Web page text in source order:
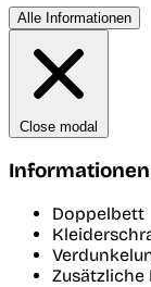
Alle Informationen
Close modal
Doppelbett
Zusätzliche